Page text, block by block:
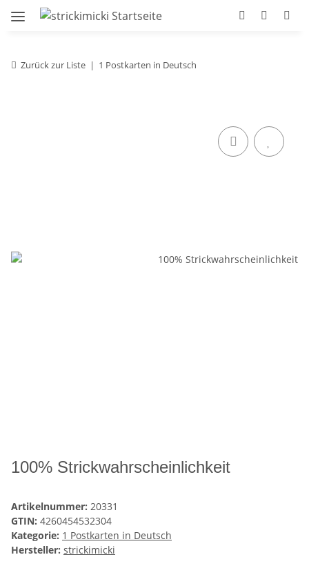
Zurück zur Liste 1 Postkarten in Deutsch
100% Strickwahrscheinlichkeit
Artikelnummer: 20331
GTIN: 4260454532304
Kategorie: 1 Postkarten in Deutsch
Hersteller: strickimicki